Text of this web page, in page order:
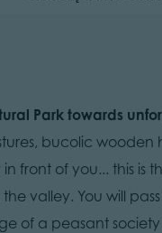
Park towards
bucolic wooden
front of you... this
valley. You will
of a peasant